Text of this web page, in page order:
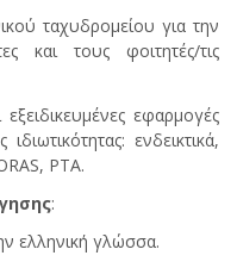
ταχυδρομείου για την
και τους φοιτητές/τις
εφαρμογές
ενδεικτικά,
PTA.
:
ελληνική γλώσσα.